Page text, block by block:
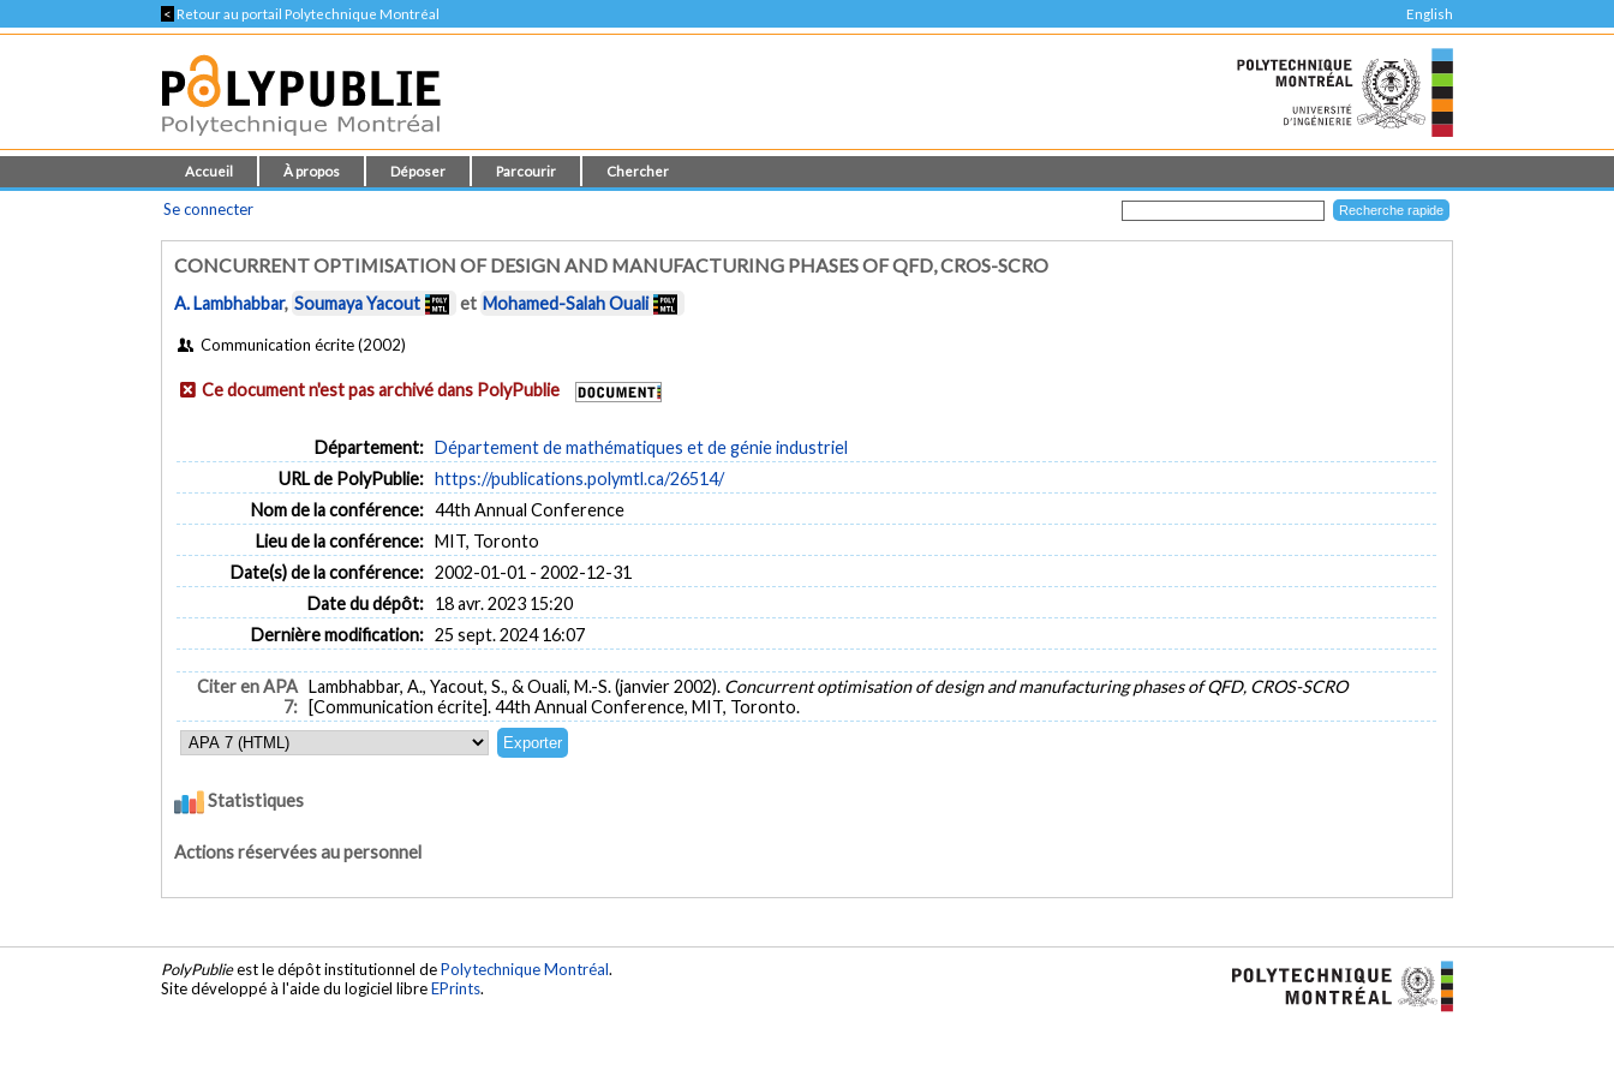
< Retour au portail Polytechnique Montréal English
Accueil À propos Déposer Parcourir Chercher
Se connecter
CONCURRENT OPTIMISATION OF DESIGN AND MANUFACTURING PHASES OF QFD, CROS-SCRO
A. Lambhabbar, Soumaya Yacout et Mohamed-Salah Ouali
Communication écrite (2002)
Ce document n'est pas archivé dans PolyPublie
Département: Département de mathématiques et de génie industriel
URL de PolyPublie: https://publications.polymtl.ca/26514/
Nom de la conférence: 44th Annual Conference
Lieu de la conférence: MIT, Toronto
Date(s) de la conférence: 2002-01-01 - 2002-12-31
Date du dépôt: 18 avr. 2023 15:20
Dernière modification: 25 sept. 2024 16:07
Citer en APA
7:
Lambhabbar, A., Yacout, S., & Ouali, M.-S. (janvier 2002). Concurrent optimisation of design and manufacturing phases of QFD, CROS-SCRO
[Communication écrite]. 44th Annual Conference, MIT, Toronto.
Statistiques
Actions réservées au personnel
PolyPublieest le dépôt institutionnel dePolytechnique Montréal.
Site développé à l'aide du logiciel libreEPrints.